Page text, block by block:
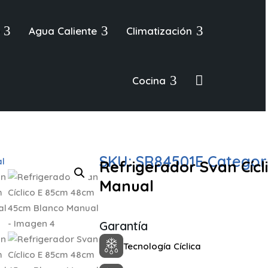
3 3
Agua Caliente 3
Climatización
3
Cocina 
SKU:SR84501E
Refrigerador Svan
Manual
Garantía
Tecnología Cíclica